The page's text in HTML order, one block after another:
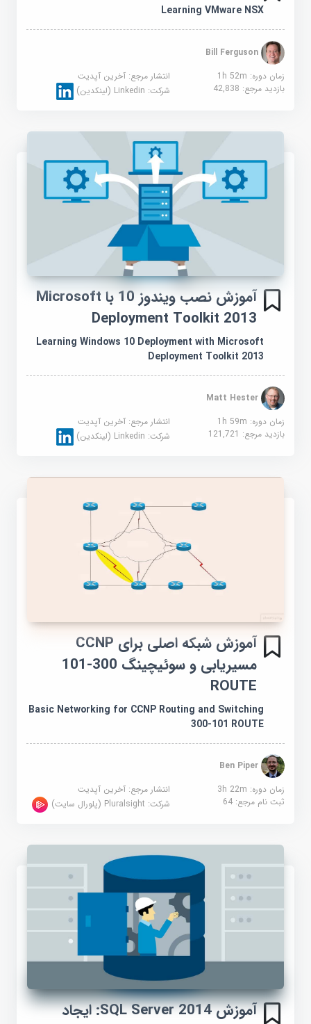
Learning VMware NSX
Bill Ferguson
زمان دوره: 1h 52m
انتشار مرجع:آخرین آپدیت
بازدید مرجع:42,838 شرکت:Linkedin (لینکدین)
آموزش نصب ویندوز 10 با Microsoft
Deployment Toolkit 2013
Learning Windows 10 Deployment with Microsoft
Deployment Toolkit 2013
Matt Hester
زمان دوره: 1h 59m
انتشار مرجع:آخرین آپدیت
بازدید مرجع:121,721 شرکت:Linkedin (لینکدین)
آموزش شبکه اصلی برای CCNP
مسیریابی و سوئیچینگ 300-101
ROUTE
Basic Networking for CCNP Routing and Switching
300-101 ROUTE
Ben Piper
زمان دوره: 3h 22m
انتشار مرجع:آخرین آپدیت
ثبت نام مرجع:64 شرکت:Pluralsight (پلورال سایت)
آموزش SQL Server 2014: ایجاد